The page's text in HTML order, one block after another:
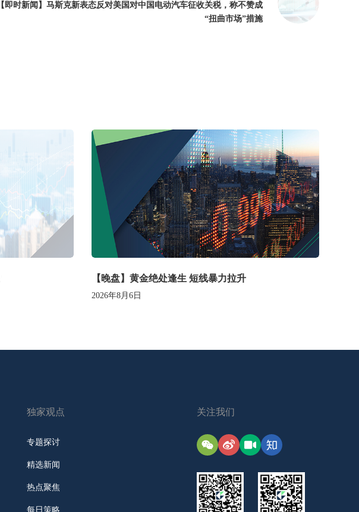
【即时新闻】马斯克新表态反对美国对中国电动汽车征收关税，称不赞成
“扭曲市场”措施
【晚盘】黄金绝处逢生 短线暴力拉升
2026年8月6日
独家观点
专题探讨
精选新闻
热点聚焦
每日策略
关注我们